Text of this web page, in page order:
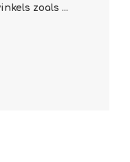
zoals ...